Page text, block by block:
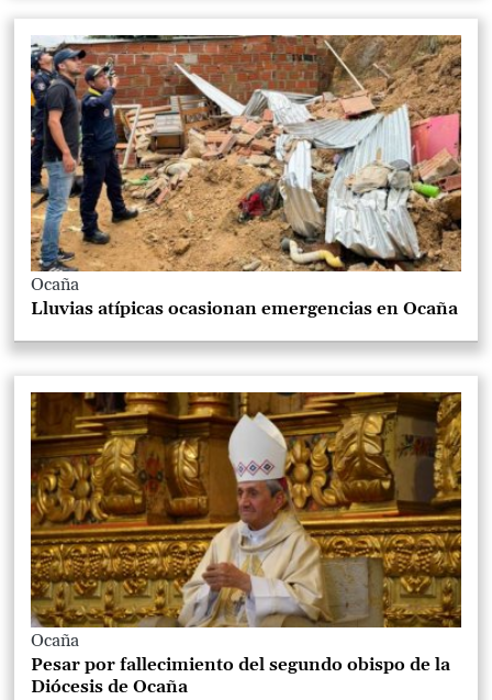
Ocaña
Lluvias atípicas ocasionan emergencias en Ocaña
Ocaña
Pesar por fallecimiento del segundo obispo de la
Diócesis de Ocaña